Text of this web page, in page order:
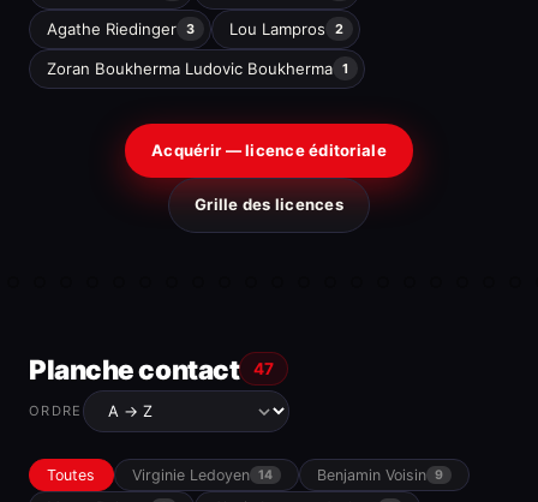
Agathe Riedinger 3 Lou Lampros 2
Zoran Boukherma Ludovic Boukherma 1
Acquérir — licence éditoriale
Grille des licences
Planche contact 47
ORDRE
Toutes Virginie Ledoyen 14 Benjamin Voisin 9